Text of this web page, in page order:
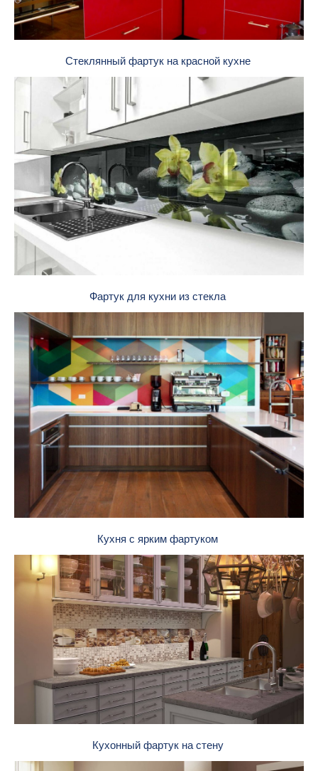
Стеклянный фартук на красной кухне
Фартук для кухни из стекла
Кухня с ярким фартуком
Кухонный фартук на стену